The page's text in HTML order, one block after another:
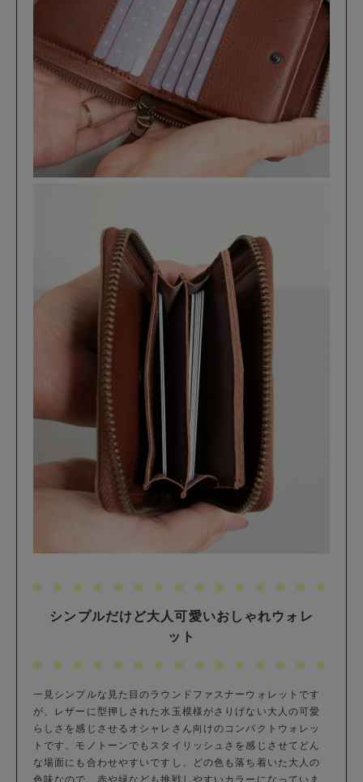
シンプルだけど大人可愛いおしゃれウォレ
ット
一見シンプルな見た目のラウンドファスナーウォレットです
が、レザーに型押しされた水玉模様がさりげない大人の可愛
らしさを感じさせるオシャレさん向けのコンパクトウォレッ
トです。モノトーンでもスタイリッシュさを感じさせてどん
な場面にも合わせやすいですし、どの色も落ち着いた大人の